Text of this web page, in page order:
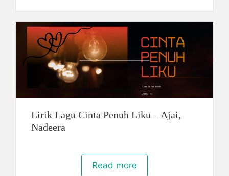
Lirik Lagu Cinta Penuh Liku – Ajai,
Nadeera
Read more